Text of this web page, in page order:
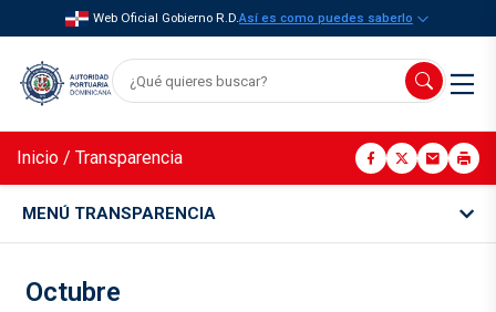
Web Oficial Gobierno R.D.Así es como puedes saberlo
Inicio / Transparencia
MENÚ TRANSPARENCIA
Octubre